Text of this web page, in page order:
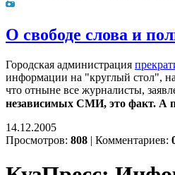
О свободе слова и
Городская администрация
информации на "круглый стол",
что отныне все журналисты,
независимых СМИ, это факт. А
14.12.2005
Просмотров: 808 | Комментариев: